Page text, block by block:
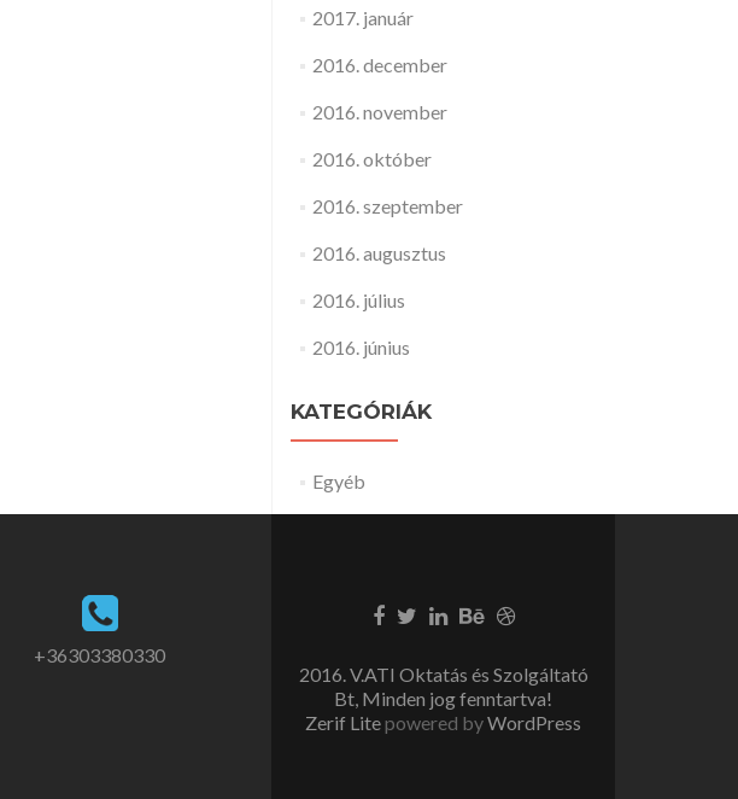
2017. január
2016. december
2016. november
2016. október
2016. szeptember
2016. augusztus
2016. július
2016. június
KATEGÓRIÁK
Egyéb
+36303380330
2016. V.ATI Oktatás és Szolgáltató
Bt, Minden jog fenntartva!
Zerif Litepowered byWordPress